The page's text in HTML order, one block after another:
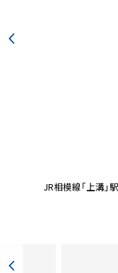
JR相模線「上溝」